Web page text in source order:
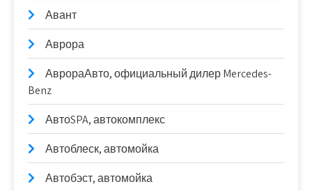
Авант
Аврора
АврораАвто, официальный дилер Mercedes-
Benz
АвтоSPA, автокомплекс
Автоблеск, автомойка
Автобэст, автомойка